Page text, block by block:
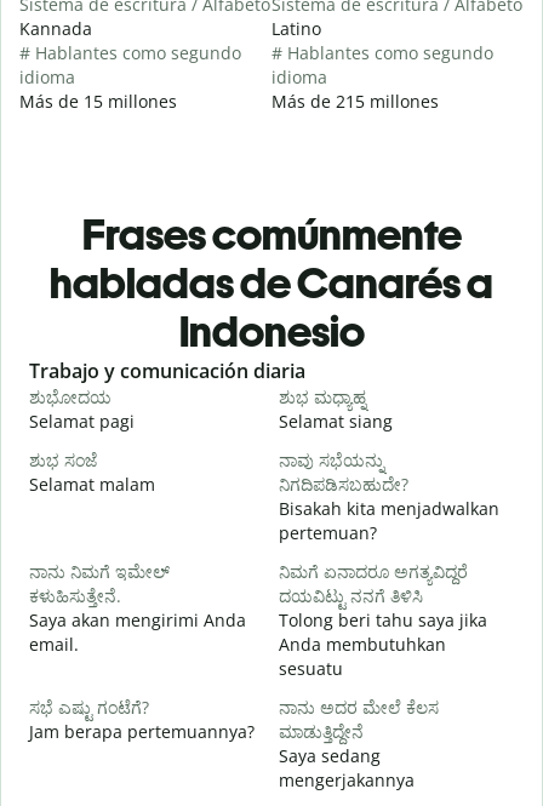
Kannada
# Hablantes como segundo
idioma
Más de 15 millones
Latino
# Hablantes como segundo
idioma
Más de 215 millones
Frases comúnmente
habladas de Canarés a
Indonesio
Slide 1 of 6
Trabajo y comunicación diaria
ಶುಭೋದಯ
Selamat pagi
ಶುಭ ಮಧ್ಯಾಹ್ನ
Selamat siang
ಶುಭ ಸಂಜೆ
Selamat malam
ನಾವು ಸಭೆಯನ್ನು
ನಿಗದಿಪಡಿಸಬಹುದೇ?
Bisakah kita menjadwalkan
pertemuan?
ನಾನು ನಿಮಗೆ ಇಮೇಲ್
ಕಳುಹಿಸುತ್ತೇನೆ.
Saya akan mengirimi Anda
email.
ನಿಮಗೆ ಏನಾದರೂ ಅಗತ್ಯವಿದ್ದರೆ
ದಯವಿಟ್ಟು ನನಗೆ ತಿಳಿಸಿ
Tolong beri tahu saya jika
Anda membutuhkan
sesuatu
ಸಭೆ ಎಷ್ಟು ಗಂಟೆಗೆ?
Jam berapa pertemuannya?
ನಾನು ಅದರ ಮೇಲೆ ಕೆಲಸ
ಮಾಡುತ್ತಿದ್ದೇನೆ
Saya sedang
mengerjakannya